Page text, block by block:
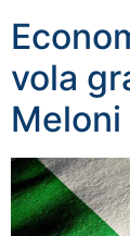
vola
Meloni